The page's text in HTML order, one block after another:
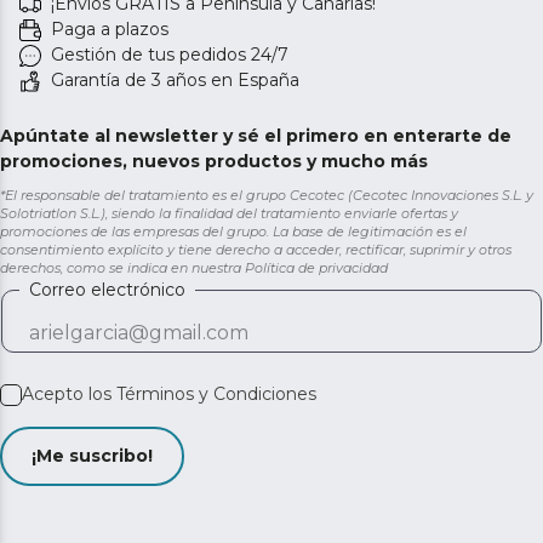
Paga a plazos
Gestión de tus pedidos 24/7
Garantía de 3 años en España
Apúntate al newsletter y sé el primero en enterarte de
promociones, nuevos productos y mucho más
*El responsable del tratamiento es el grupo Cecotec (Cecotec Innovaciones S.L. y
Solotriatlon S.L.), siendo la finalidad del tratamiento enviarle ofertas y
promociones de las empresas del grupo. La base de legitimación es el
consentimiento explícito y tiene derecho a acceder, rectificar, suprimir y otros
derechos, como se indica en nuestra Política de privacidad
Correo electrónico
Acepto los Términos y Condiciones
¡Me suscribo!